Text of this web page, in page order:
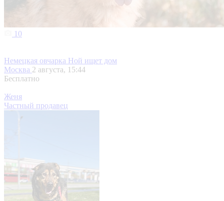
10
Немецкая овчарка Ной ищет дом
Москва 2 августа, 15:44
Бесплатно
Женя
Частный продавец